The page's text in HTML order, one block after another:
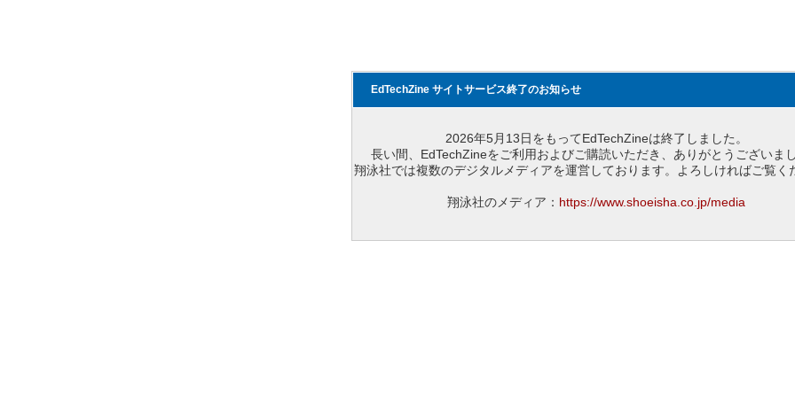
EdTechZine サイトサービス終了のお知らせ
2026年5月13日をもってEdTechZineは終了しました。
長い間、EdTechZineをご利用およびご購読いただき、ありがとうございまし
翔泳社では複数のデジタルメディアを運営しております。よろしければご覧く
翔泳社のメディア： https://www.shoeisha.co.jp/media